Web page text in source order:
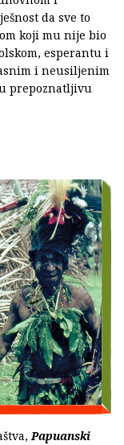
da sve to
koji mu nije bio
esperantu i
i neusiljenim
prepoznatljivu
Papuanski